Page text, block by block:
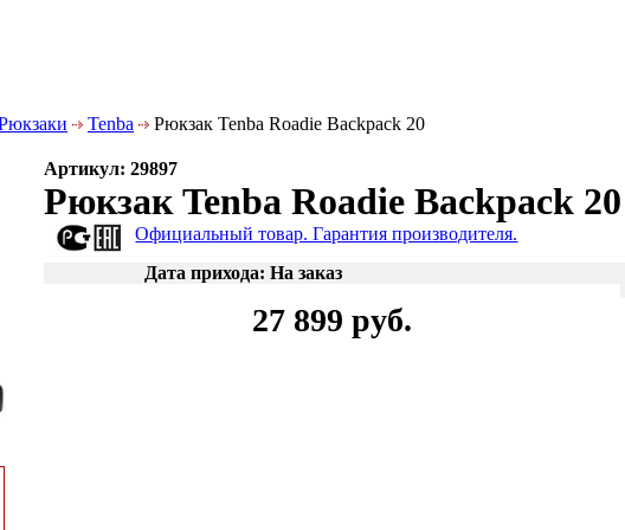
Tenba Рюкзак Tenba Roadie Backpack 20
Артикул: 29897
Рюкзак Tenba Roadie Backpack 20
Официальный товар. Гарантия производителя.
Дата прихода: На заказ
27 899 руб.